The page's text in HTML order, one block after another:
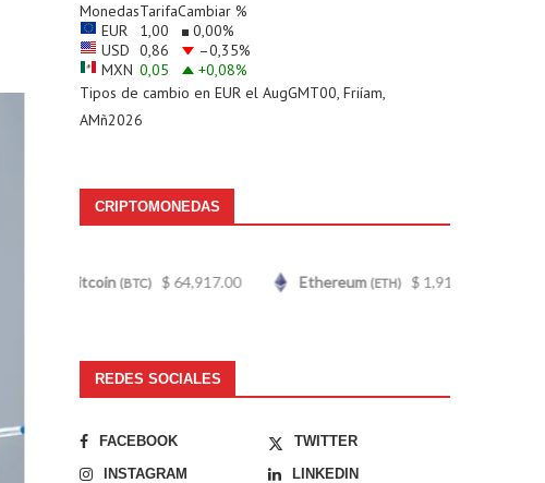
MonedasTarifaCambiar %
EUR
1,00 0,00%
USD 0,86 –0,35%
MXN 0,05 +0,08%
Tipos de cambio en EUR el AugGMT00, Friíam,
AMñ2026
CRIPTOMONEDAS
$ 64,917.00 Ethereum (ETH) $ 1,914.24 Tether
REDES SOCIALES
FACEBOOK
TWITTER
INSTAGRAM
LINKEDIN